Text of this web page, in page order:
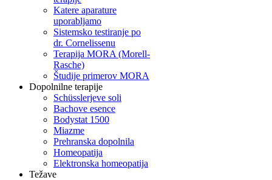
Katere aparature
uporabljamo
Sistemsko testiranje po
dr. Cornelissenu
Terapija MORA (Morell-
Rasche)
Študije primerov MORA
Dopolnilne terapije
Schüsslerjeve soli
Bachove esence
Bodystat 1500
Miazme
Prehranska dopolnila
Homeopatija
Elektronska homeopatija
Težave